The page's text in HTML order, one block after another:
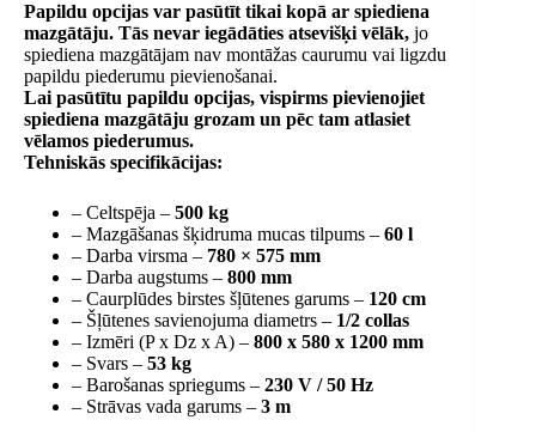
Papildu opcijas var pasūtīt tikai kopā ar spiediena
mazgātāju. Tās nevar iegādāties atsevišķi vēlāk, jo
spiediena mazgātājam nav montāžas caurumu vai ligzdu
papildu piederumu pievienošanai.
Lai pasūtītu papildu opcijas, vispirms pievienojiet
spiediena mazgātāju grozam un pēc tam atlasiet
vēlamos piederumus.
Tehniskās specifikācijas:
– Celtspēja – 500 kg
– Mazgāšanas šķidruma mucas tilpums – 60 l
– Darba virsma – 780 × 575 mm
– Darba augstums – 800 mm
– Caurplūdes birstes šļūtenes garums – 120 cm
– Šļūtenes savienojuma diametrs – 1/2 collas
– Izmēri (P x Dz x A) – 800 x 580 x 1200 mm
– Svars – 53 kg
– Barošanas spriegums – 230 V / 50 Hz
– Strāvas vada garums – 3 m